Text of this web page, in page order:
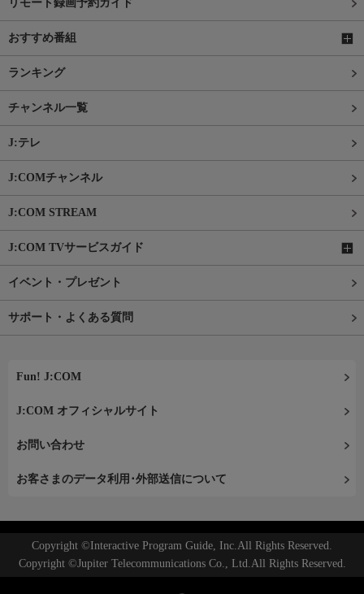
リモート録画予約ガイド
おすすめ番組
ランキング
チャンネル一覧
J:テレ
J:COMチャンネル
J:COM STREAM
J:COM TVサービスガイド
イベント・プレゼント
サポート・よくある質問
Fun! J:COM
J:COM オフィシャルサイト
お問い合わせ
お客さまのデータ利用･外部送信について
Copyright ©Interactive Program Guide, Inc.All Rights Reserved.
Copyright ©Jupiter Telecommunications Co., Ltd.All Rights Reserved.